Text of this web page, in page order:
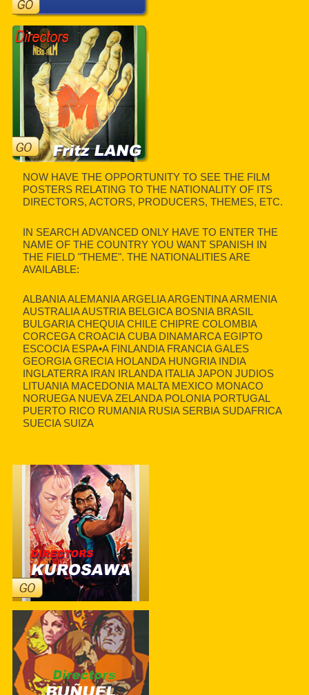
NOW HAVE THE OPPORTUNITY TO SEE THE FILM
POSTERS RELATING TO THE NATIONALITY OF ITS
DIRECTORS, ACTORS, PRODUCERS, THEMES, ETC.
IN SEARCH ADVANCED ONLY HAVE TO ENTER THE
NAME OF THE COUNTRY YOU WANT SPANISH IN
THE FIELD "THEME". THE NATIONALITIES ARE
AVAILABLE:
ALBANIA ALEMANIA ARGELIA ARGENTINA ARMENIA
AUSTRALIA AUSTRIA BELGICA BOSNIA BRASIL
BULGARIA CHEQUIA CHILE CHIPRE COLOMBIA
CORCEGA CROACIA CUBA DINAMARCA EGIPTO
ESCOCIA ESPA•A FINLANDIA FRANCIA GALES
GEORGIA GRECIA HOLANDA HUNGRIA INDIA
INGLATERRA IRAN IRLANDA ITALIA JAPON JUDIOS
LITUANIA MACEDONIA MALTA MEXICO MONACO
NORUEGA NUEVA ZELANDA POLONIA PORTUGAL
PUERTO RICO RUMANIA RUSIA SERBIA SUDAFRICA
SUECIA SUIZA